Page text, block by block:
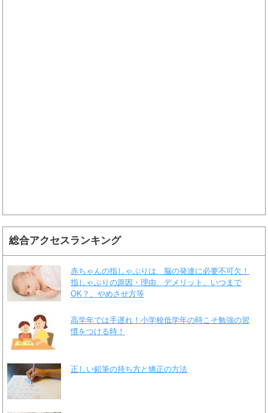
総合アクセスランキング
赤ちゃんの指しゃぶりは、脳の発達に必要不可欠！
指しゃぶりの原因・理由、デメリット、いつまで
OK？、やめさせ方等
高学年では手遅れ！小学校低学年の時こそ勉強の習
慣をつける時！
正しい鉛筆の持ち方と矯正の方法